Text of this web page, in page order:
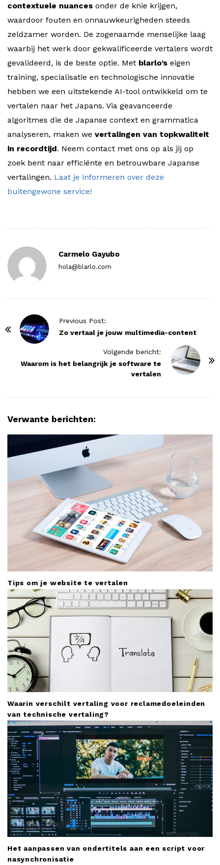
contextuele nuances onder de knie krijgen,
waardoor fouten en onnauwkeurigheden steeds
zeldzamer worden. De zogenaamde menselijke laag
waarbij het werk door gekwalificeerde vertalers wordt
gevalideerd, is de beste optie. Met blarlo’s eigen
training, specialisatie en technologische innovatie
hebben we een uitstekende AI-tool ontwikkeld om te
vertalen naar het Japans. Via geavanceerde
algoritmes die de Japanse context en grammatica
analyseren, maken we vertalingen van topkwaliteit
in recordtijd. Neem contact met ons op als jij op
zoek bent naar efficiënte en betrouwbare Japanse
vertalingen. Laat je informeren over deze
buitengewone service!
Carmelo Gayubo
hola@blarlo.com
Previous Post:
Zo vertaal je jouw multimedia-content
Volgende bericht:
Waarom is het belangrijk je software te
vertalen
Verwante berichten:
Tips om je website te vertalen
Waarin verschilt vertaling voor reclamedoeleinden
van technische vertaling?
Het aanpassen van ondertitels aan een script voor
nasynchronisatie